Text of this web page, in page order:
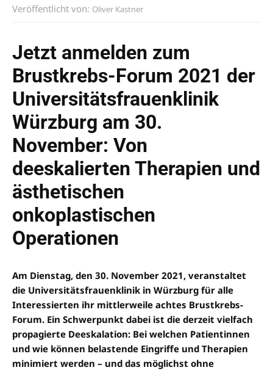
Veröffentlicht von: Oliver Kastner
Jetzt anmelden zum
Brustkrebs-Forum 2021 der
Universitätsfrauenklinik
Würzburg am 30.
November: Von
deeskalierten Therapien und
ästhetischen
onkoplastischen
Operationen
Am Dienstag, den 30. November 2021, veranstaltet
die Universitätsfrauenklinik in Würzburg für alle
Interessierten ihr mittlerweile achtes Brustkrebs-
Forum. Ein Schwerpunkt dabei ist die derzeit vielfach
propagierte Deeskalation: Bei welchen Patientinnen
und wie können belastende Eingriffe und Therapien
minimiert werden – und das möglichst ohne